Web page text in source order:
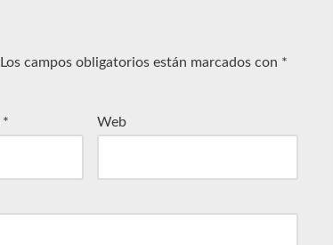
Los campos obligatorios están marcados con *
* Web